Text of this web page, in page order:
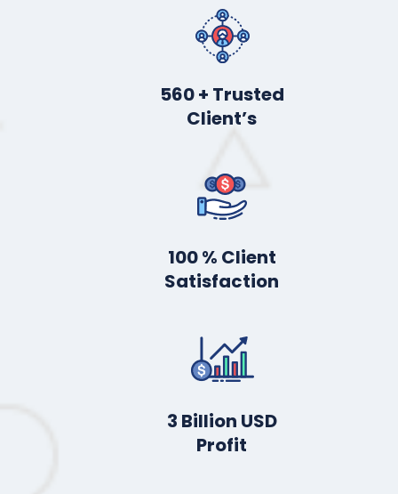
560+ Trusted
Client’s
100% Client
Satisfaction
3 Billion USD
Profit